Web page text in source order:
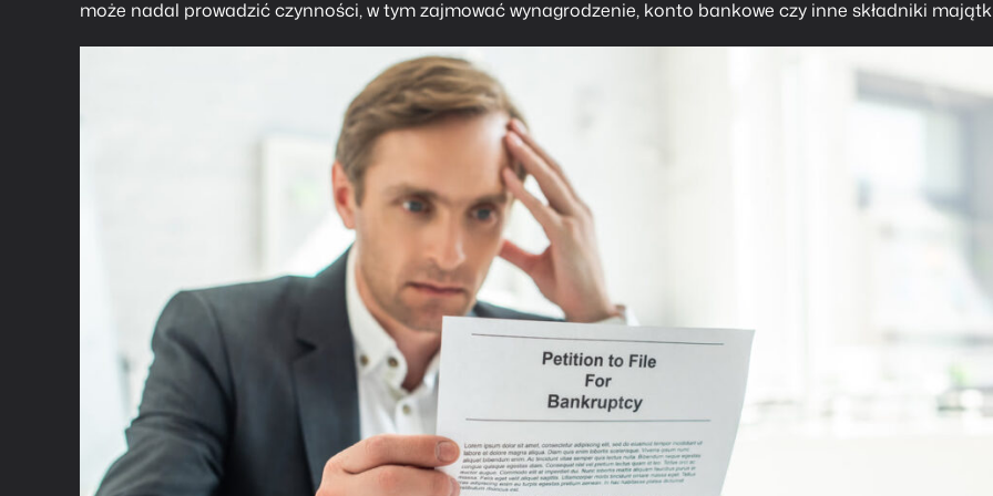
może nadal prowadzić czynności, w tym zajmować wynagrodzenie, konto bankowe czy inne składniki